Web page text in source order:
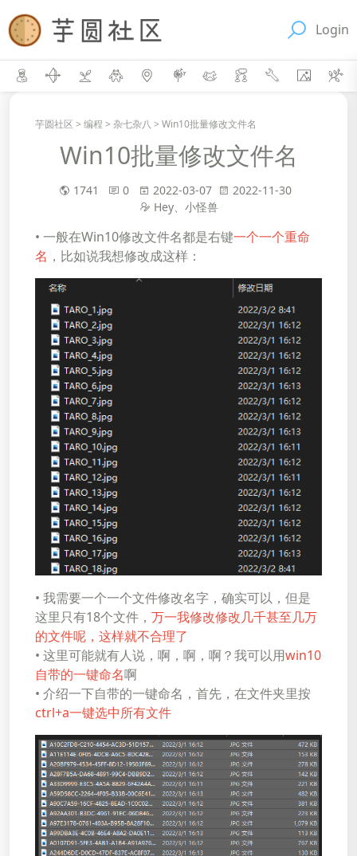
Login
芋圆社区 > 编程 > 杂七杂八 > Win10批量修改文件名
Win10批量修改文件名
1741 0 2022-03-07
2022-11-30
Hey、小怪兽
• 一般在Win10修改文件名都是右键一个一个重命
名 ，比如说我想修改成这样：
• 我需要一个一个文件修改名字，确实可以，但是
这里只有18个文件， 万一我修改修改几千甚至几万
的文件呢，这样就不合理了
• 这里可能就有人说，啊，啊，啊？我可以用win10
自带的一键命名啊
• 介绍一下自带的一键命名，首先，在文件夹里按
ctrl+a一键选中所有文件